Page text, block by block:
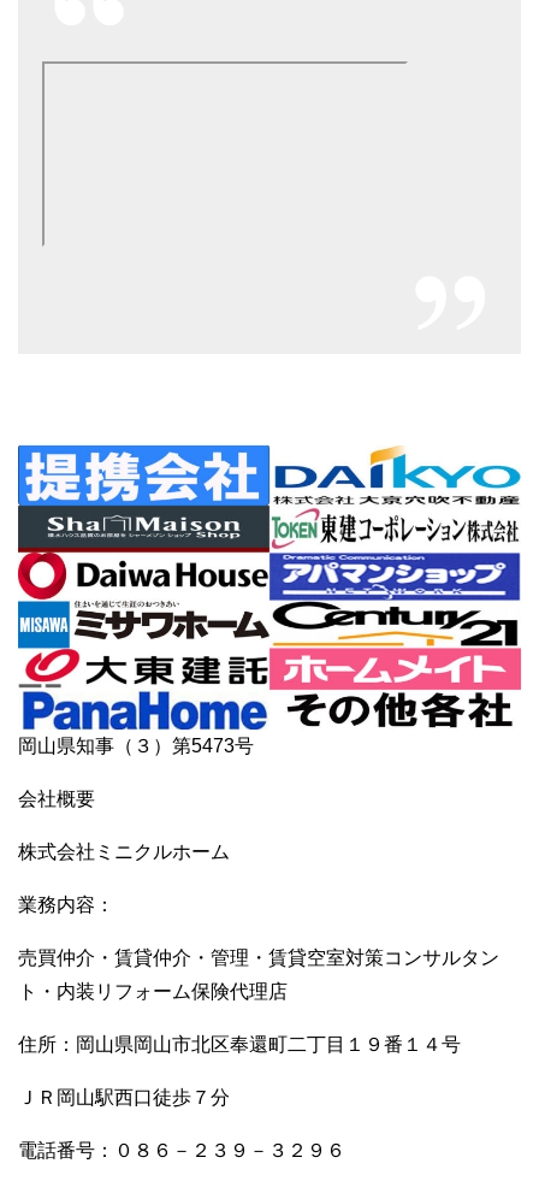
岡山県知事（３）第5473号
会社概要
株式会社ミニクルホーム
業務内容：
売買仲介・賃貸仲介・管理・賃貸空室対策コンサルタン
ト・内装リフォーム保険代理店
住所：岡山県岡山市北区奉還町二丁目１９番１４号
ＪＲ岡山駅西口徒歩７分
電話番号：０８６－２３９－３２９６